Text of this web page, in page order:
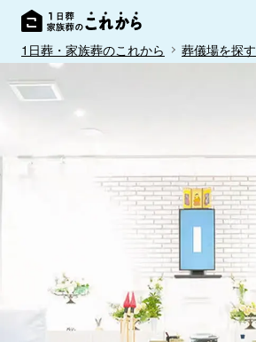
1日葬・家族葬のこれから 葬儀場を探す